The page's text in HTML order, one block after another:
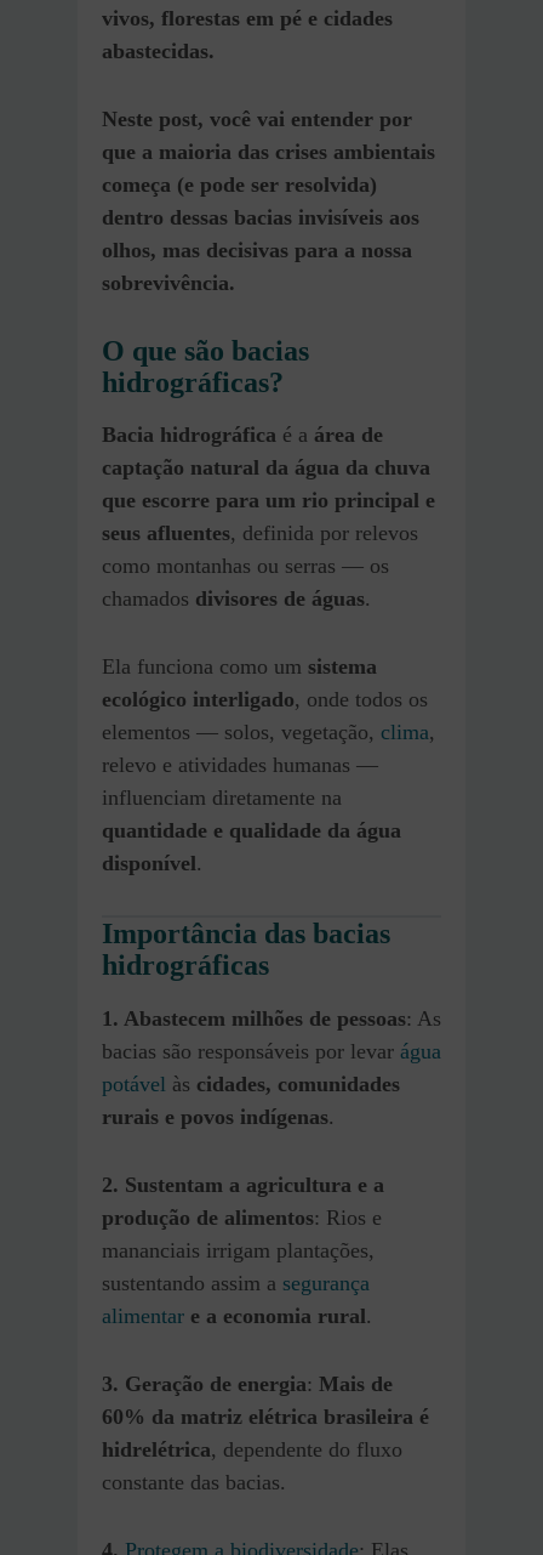
vivos, florestas em pé e cidades
abastecidas.
Neste post, você vai entender por
que a maioria das crises ambientais
começa (e pode ser resolvida)
dentro dessas bacias invisíveis aos
olhos, mas decisivas para a nossa
sobrevivência.
O que são bacias
hidrográficas?
Bacia hidrográfica é a área de
captação natural da água da chuva
que escorre para um rio principal e
seus afluentes, definida por relevos
como montanhas ou serras — os
chamados divisores de águas.
Ela funciona como um sistema
ecológico interligado, onde todos os
elementos — solos, vegetação, clima,
relevo e atividades humanas —
influenciam diretamente na
quantidade e qualidade da água
disponível.
Importância das bacias
hidrográficas
1. Abastecem milhões de pessoas: As
bacias são responsáveis por levar água
potável às cidades, comunidades
rurais e povos indígenas.
2. Sustentam a agricultura e a
produção de alimentos: Rios e
mananciais irrigam plantações,
sustentando assim a segurança
alimentar e a economia rural.
3. Geração de energia: Mais de
60% da matriz elétrica brasileira é
hidrelétrica, dependente do fluxo
constante das bacias.
4. Protegem a biodiversidade: Elas